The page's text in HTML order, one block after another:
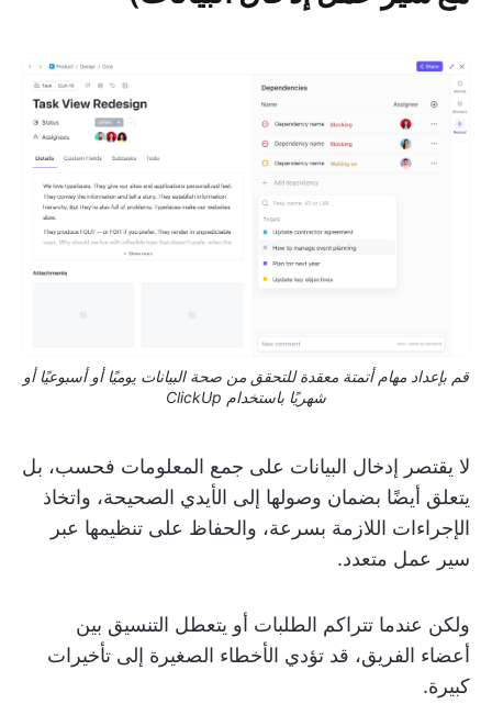
قم بإعداد مهام أتمتة معقدة للتحقق من صحة البيانات يوميًا أو أسبوعيًا أو
شهريًا باستخدام ClickUp
لا يقتصر إدخال البيانات على جمع المعلومات فحسب، بل
يتعلق أيضًا بضمان وصولها إلى الأيدي الصحيحة، واتخاذ
الإجراءات اللازمة بسرعة، والحفاظ على تنظيمها عبر
سير عمل متعدد.
ولكن عندما تتراكم الطلبات أو يتعطل التنسيق بين
أعضاء الفريق، قد تؤدي الأخطاء الصغيرة إلى تأخيرات
كبيرة.